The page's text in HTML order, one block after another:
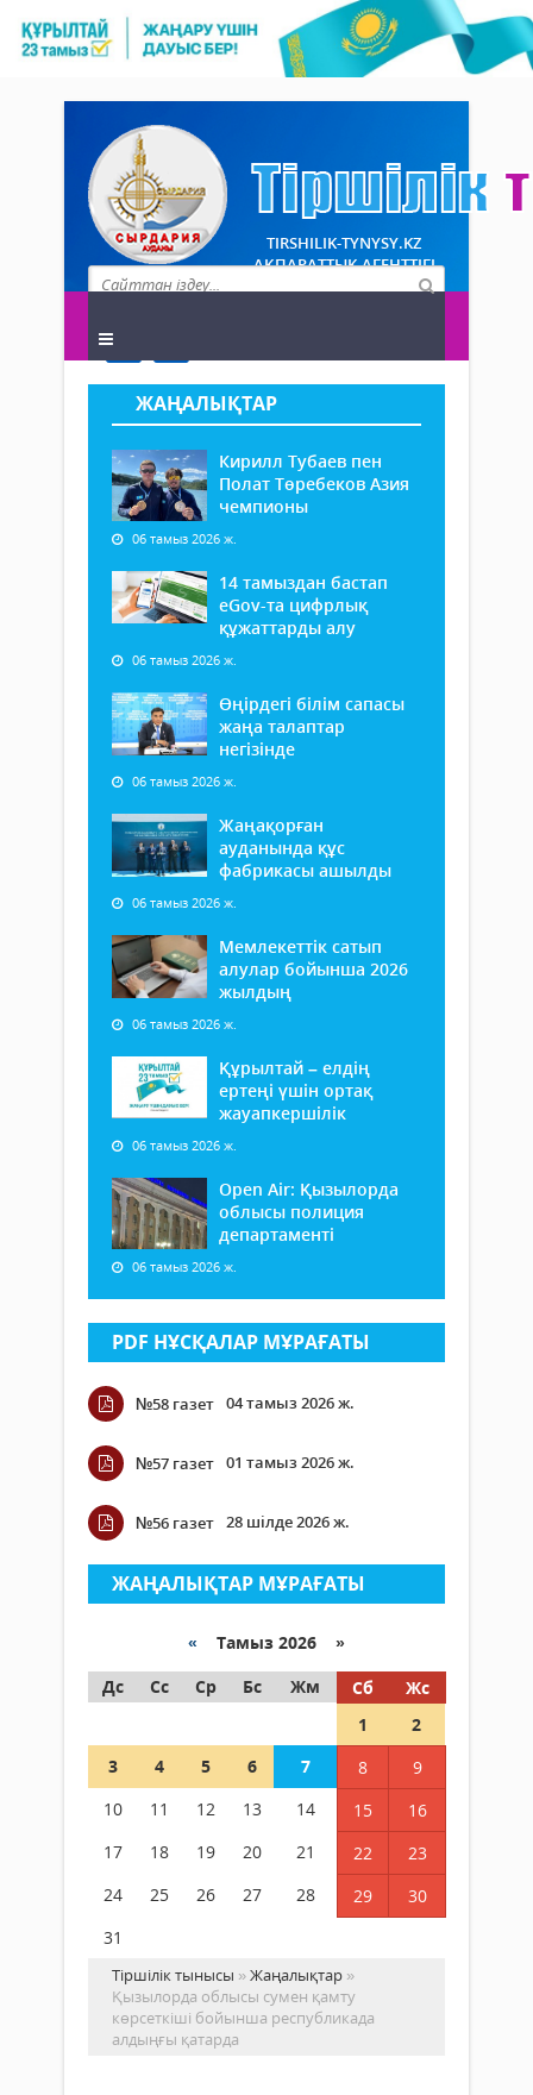
TIRSHILIK-TYNYSY.KZ
АҚПАРАТТЫҚ АГЕНТТІГІ
ЖАҢАЛЫҚТАР
Кирилл Тубаев пен
Полат Төребеков Азия
чемпионы
06 тамыз 2026 ж.
14 тамыздан бастап
еGov-та цифрлық
құжаттарды алу
06 тамыз 2026 ж.
Өңірдегі білім сапасы
жаңа талаптар
негізінде
06 тамыз 2026 ж.
Жаңақорған
ауданында құс
фабрикасы ашылды
06 тамыз 2026 ж.
Мемлекеттік сатып
алулар бойынша 2026
жылдың
06 тамыз 2026 ж.
Құрылтай – елдің
ертеңі үшін ортақ
жауапкершілік
06 тамыз 2026 ж.
Open Air: Қызылорда
облысы полиция
департаменті
06 тамыз 2026 ж.
PDF НҰСҚАЛАР МҰРАҒАТЫ
№58 газет 04 тамыз 2026 ж.
№57 газет 01 тамыз 2026 ж.
№56 газет 28 шілде 2026 ж.
ЖАҢАЛЫҚТАР МҰРАҒАТЫ
« Тамыз 2026 »
Дс
Сс Ср Бс Жм Сб
Жс
1
2
3
4 5 6 7 8
9
10
11 12 13 14 15
16
17
18 19 20 21 22
23
24
25 26 27 28 29
30
31
Тіршілік тынысы »Жаңалықтар »
Қызылорда облысы сумен қамту
көрсеткіші бойынша республикада
алдыңғы қатарда